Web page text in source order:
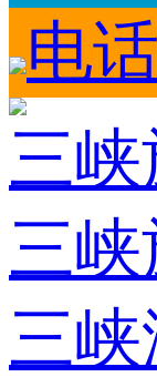
电
三
三峡
三